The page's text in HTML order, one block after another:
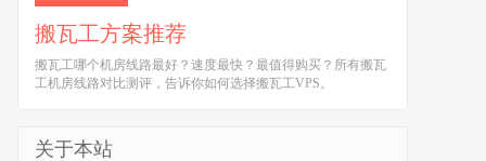
搬瓦工方案推荐
搬瓦工哪个机房线路最好？速度最快？最值得购买？所有搬瓦
工机房线路对比测评，告诉你如何选择搬瓦工VPS。
关于本站